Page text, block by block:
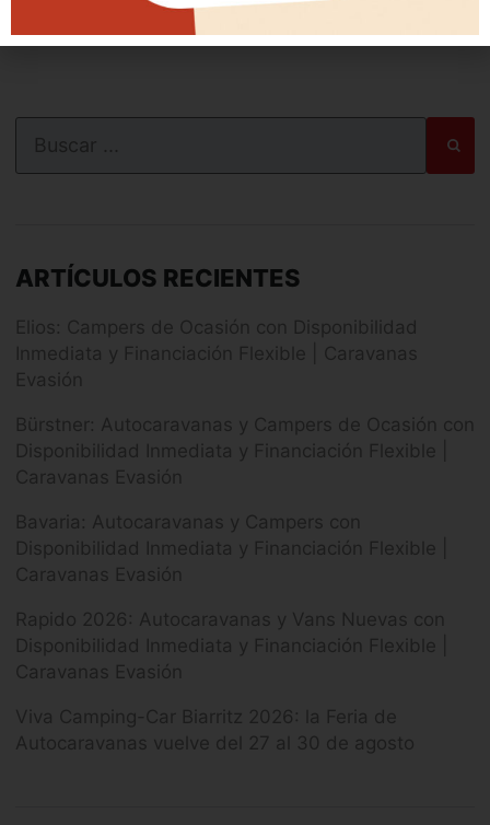
ARTÍCULOS RECIENTES
Elios: Campers de Ocasión con Disponibilidad
Inmediata y Financiación Flexible | Caravanas
Evasión
Bürstner: Autocaravanas y Campers de Ocasión con
Disponibilidad Inmediata y Financiación Flexible |
Caravanas Evasión
Bavaria: Autocaravanas y Campers con
Disponibilidad Inmediata y Financiación Flexible |
Caravanas Evasión
Rapido 2026: Autocaravanas y Vans Nuevas con
Disponibilidad Inmediata y Financiación Flexible |
Caravanas Evasión
Viva Camping-Car Biarritz 2026: la Feria de
Autocaravanas vuelve del 27 al 30 de agosto